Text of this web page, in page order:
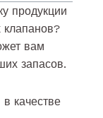
продукции
вам
запасов.
качестве